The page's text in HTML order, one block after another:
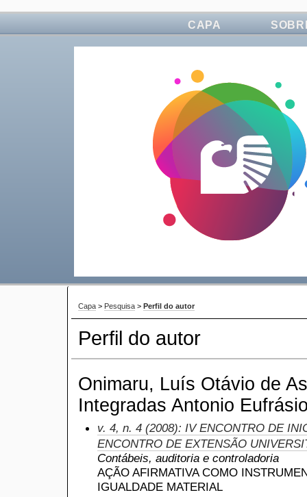
CAPA
Capa > Pesquisa > Perfil do autor
Perfil do autor
Onimaru, Luís Otávio de
Integradas Antonio
v. 4, n. 4 (2008): IV ENCONTRO DE
ENCONTRO DE EXTENSÃO
Contábeis, auditoria e controladoria
AÇÃO AFIRMATIVA COMO
IGUALDADE MATERIAL